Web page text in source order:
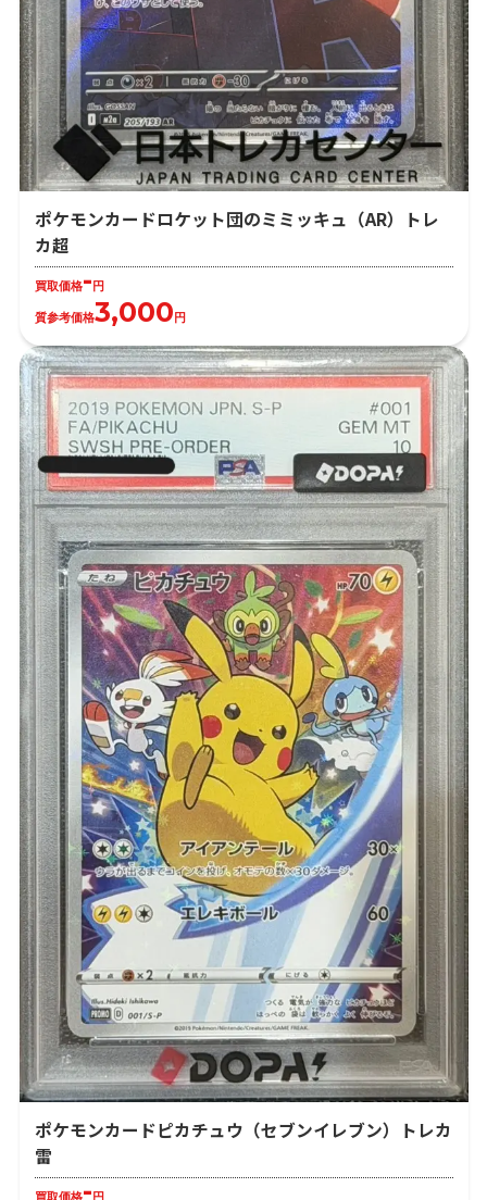
ポケモンカードロケット団のミミッキュ（AR）トレ
カ超
買取価格- 円
質参考価格3,000 円
ポケモンカードピカチュウ（セブンイレブン）トレカ
雷
買取価格-円